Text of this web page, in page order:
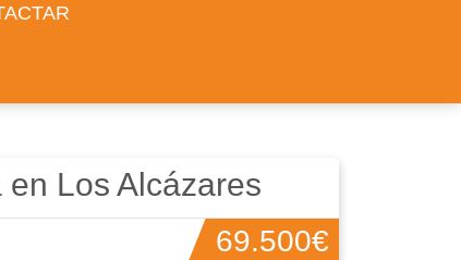
Los Alcázares
69.500€